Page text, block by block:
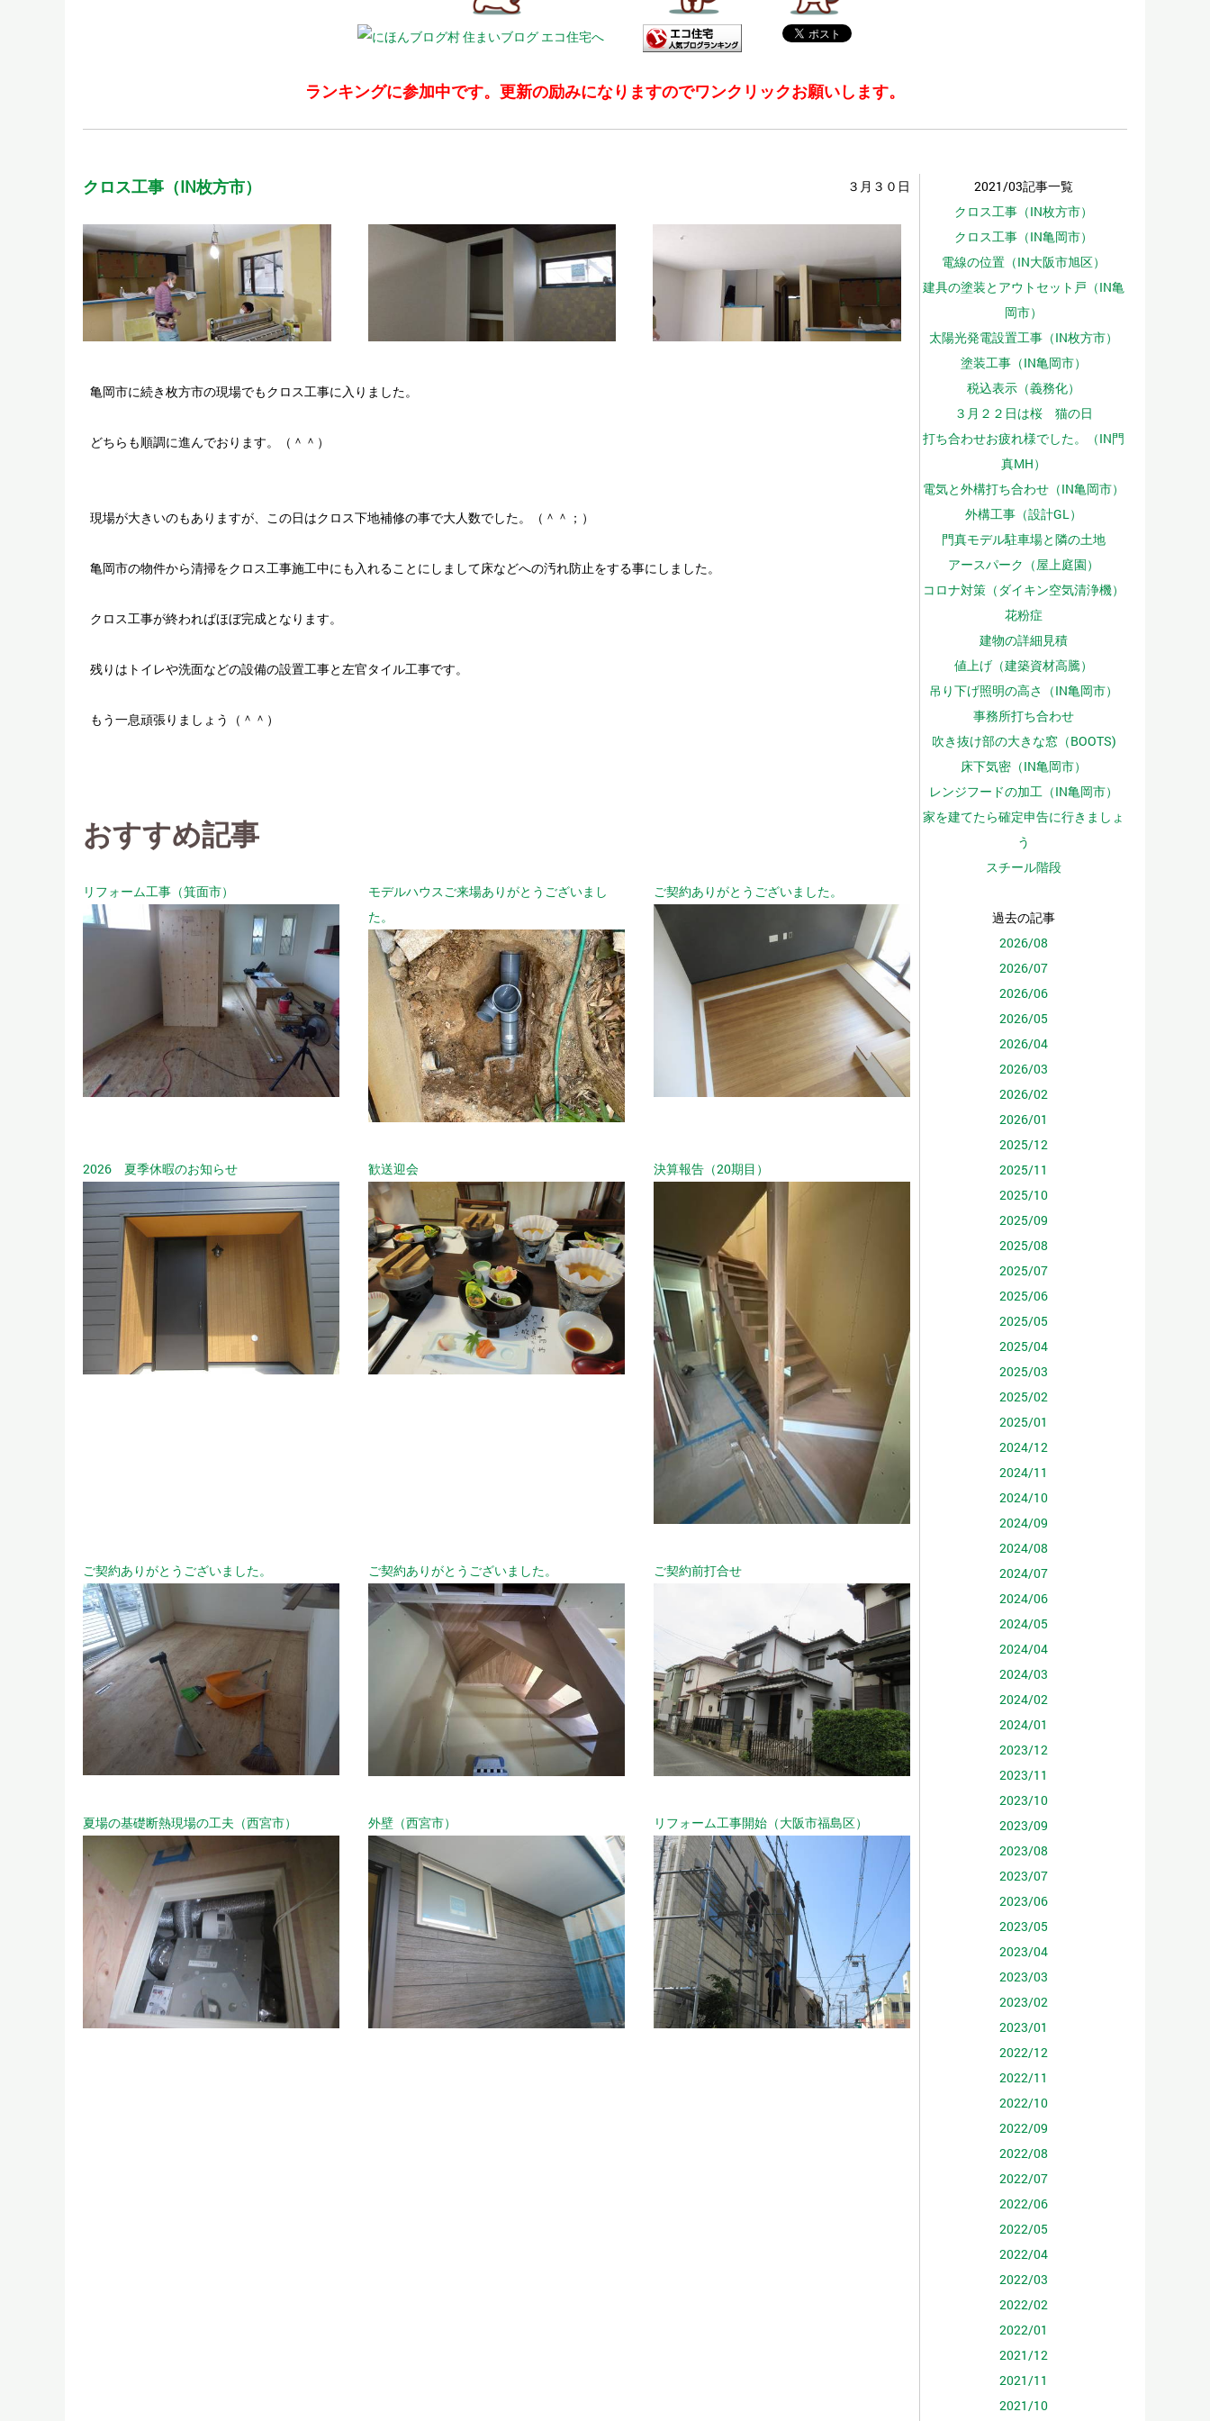
ランキングに参加中です。更新の励みになりますのでワンクリックお願いします。
クロス工事（IN枚方市） ３月３０日
亀岡市に続き枚方市の現場でもクロス工事に入りました。
どちらも順調に進んでおります。（＾＾）
現場が大きいのもありますが、この日はクロス下地補修の事で大人数でした。（＾＾；）
亀岡市の物件から清掃をクロス工事施工中にも入れることにしまして床などへの汚れ防止をする事にしました。
クロス工事が終わればほぼ完成となります。
残りはトイレや洗面などの設備の設置工事と左官タイル工事です。
もう一息頑張りましょう（＾＾）
おすすめ記事
リフォーム工事（箕面市）
モデルハウスご来場ありがとうございまし
た。
ご契約ありがとうございました。
2026 夏季休暇のお知らせ 歓送迎会 決算報告（20期目）
ご契約ありがとうございました。 ご契約ありがとうございました。 ご契約前打合せ
夏場の基礎断熱現場の工夫（西宮市） 外壁（西宮市） リフォーム工事開始（大阪市福島区）
2021/03記事一覧
クロス工事（IN枚方市）
クロス工事（IN亀岡市）
電線の位置（IN大阪市旭区）
建具の塗装とアウトセット戸（IN亀
岡市）
太陽光発電設置工事（IN枚方市）
塗装工事（IN亀岡市）
税込表示（義務化）
３月２２日は桜 猫の日
打ち合わせお疲れ様でした。（IN門
真MH）
電気と外構打ち合わせ（IN亀岡市）
外構工事（設計GL）
門真モデル駐車場と隣の土地
アースパーク（屋上庭園）
コロナ対策（ダイキン空気清浄機）
花粉症
建物の詳細見積
値上げ（建築資材高騰）
吊り下げ照明の高さ（IN亀岡市）
事務所打ち合わせ
吹き抜け部の大きな窓（BOOTS)
床下気密（IN亀岡市）
レンジフードの加工（IN亀岡市）
家を建てたら確定申告に行きましょ
う
スチール階段
過去の記事
2026/08
2026/07
2026/06
2026/05
2026/04
2026/03
2026/02
2026/01
2025/12
2025/11
2025/10
2025/09
2025/08
2025/07
2025/06
2025/05
2025/04
2025/03
2025/02
2025/01
2024/12
2024/11
2024/10
2024/09
2024/08
2024/07
2024/06
2024/05
2024/04
2024/03
2024/02
2024/01
2023/12
2023/11
2023/10
2023/09
2023/08
2023/07
2023/06
2023/05
2023/04
2023/03
2023/02
2023/01
2022/12
2022/11
2022/10
2022/09
2022/08
2022/07
2022/06
2022/05
2022/04
2022/03
2022/02
2022/01
2021/12
2021/11
2021/10